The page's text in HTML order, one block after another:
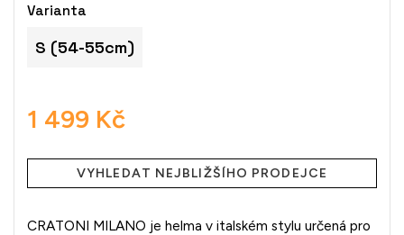
1 499 Kč
cena:
VYHLEDAT NEJBLIŽŠÍHO PRODEJCE
Varianta
S (54-55cm)
CRATONI MILANO je helma v italském stylu určená pro